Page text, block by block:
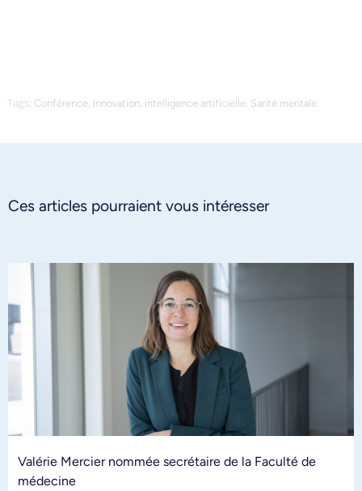
Tags: Conférence, Innovation, intelligence artificielle, Santé mentale
Ces articles pourraient vous intéresser
Valérie Mercier nommée secrétaire de la Faculté de
médecine